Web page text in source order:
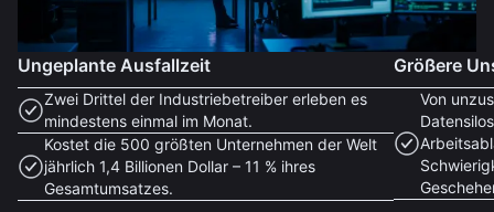
Ungeplante Ausfallzeit
Zwei Drittel der Industriebetreiber erleben es
mindestens einmal im Monat.
Kostet die 500 größten Unternehmen der Welt
jährlich 1,4 Billionen Dollar – 11 % ihres
Gesamtumsatzes.
Größere
Von